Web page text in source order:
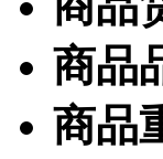
商品
商品